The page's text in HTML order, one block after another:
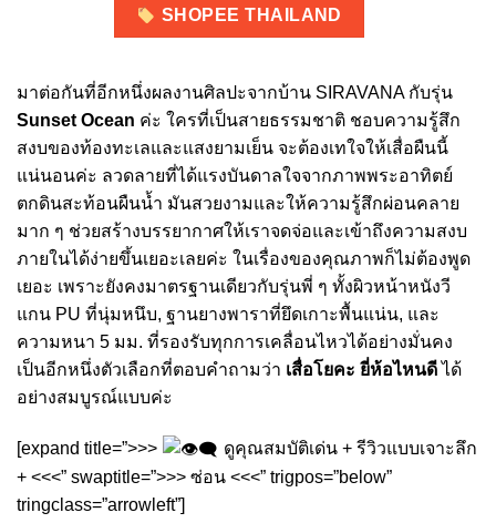
SHOPEE THAILAND
มาต่อกันที่อีกหนึ่งผลงานศิลปะจากบ้าน SIRAVANA กับรุ่น
Sunset Ocean ค่ะ ใครที่เป็นสายธรรมชาติ ชอบความรู้สึก
สงบของท้องทะเลและแสงยามเย็น จะต้องเทใจให้เสื่อผืนนี้
แน่นอนค่ะ ลวดลายที่ได้แรงบันดาลใจจากภาพพระอาทิตย์
ตกดินสะท้อนผืนน้ำ มันสวยงามและให้ความรู้สึกผ่อนคลาย
มาก ๆ ช่วยสร้างบรรยากาศให้เราจดจ่อและเข้าถึงความสงบ
ภายในได้ง่ายขึ้นเยอะเลยค่ะ ในเรื่องของคุณภาพก็ไม่ต้องพูด
เยอะ เพราะยังคงมาตรฐานเดียวกับรุ่นพี่ ๆ ทั้งผิวหน้าหนังวี
แกน PU ที่นุ่มหนึบ, ฐานยางพาราที่ยึดเกาะพื้นแน่น, และ
ความหนา 5 มม. ที่รองรับทุกการเคลื่อนไหวได้อย่างมั่นคง
เป็นอีกหนึ่งตัวเลือกที่ตอบคำถามว่า เสื่อโยคะ ยี่ห้อไหนดีได้
อย่างสมบูรณ์แบบค่ะ
[expand title=”>>>
ดูคุณสมบัติเด่น + รีวิวแบบเจาะลึก
+ <<<” swaptitle=”>>> ซ่อน <<<” trigpos=”below”
tringclass=”arrowleft”]